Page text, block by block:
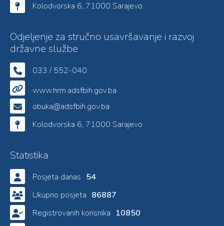
Kolodvorska 6, 71000 Sarajevo
Odjeljenje za stručno usavršavanje i razvoj
državne službe
033 / 552-040
www.hrm.adsfbih.gov.ba
obuka@adsfbih.gov.ba
Kolodvorska 6, 71000 Sarajevo
Statistika
Posjeta danas 54
Ukupno posjeta 86887
Registrovanih korisnika 10850